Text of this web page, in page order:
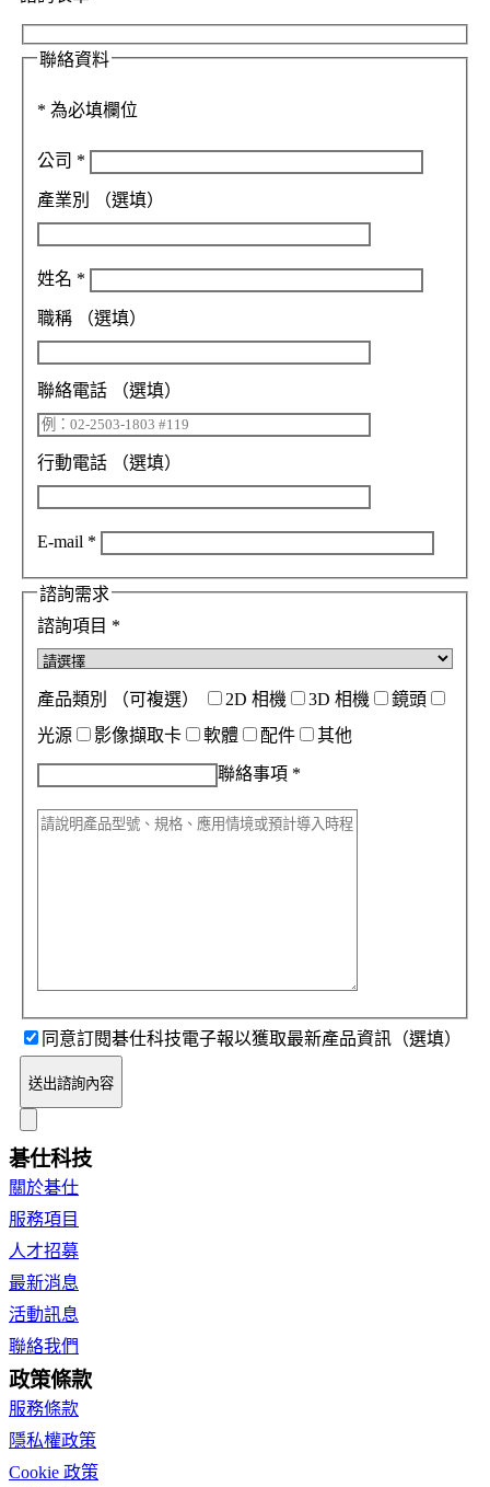
聯絡資料
* 為必填欄位
公司 *
產業別 （選填）
姓名 *
職稱 （選填）
聯絡電話 （選填）
行動電話 （選填）
E-mail *
諮詢需求
諮詢項目 *
產品類別 （可複選） 2D 相機 3D 相機
鏡頭
光源
影像擷取卡 軟體 配件 其他
聯絡事項 *
同意訂閱碁仕科技電子報以獲取最新產品資訊（選填）
送出諮詢內容
碁仕科技
關於碁仕
服務項目
人才招募
最新消息
活動訊息
聯絡我們
政策條款
服務條款
隱私權政策
Cookie 政策